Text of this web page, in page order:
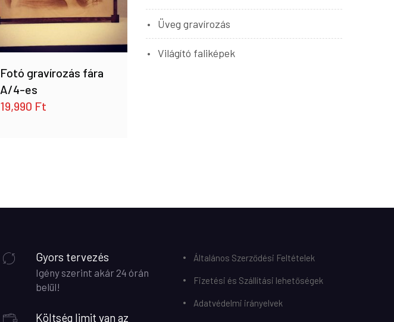
Fotó gravírozás fára
A/4-es
19,990 Ft
Üveg gravírozás
Világító faliképek
Gyors tervezés
Igény szerint akár 24 órán
belül!
Költség limit van az
Általános Szerződési Feltételek
Fizetési és Szállítási lehetőségek
Adatvédelmi irányelvek